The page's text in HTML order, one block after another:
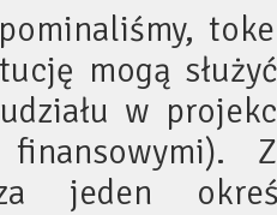
mogą
w
jeden